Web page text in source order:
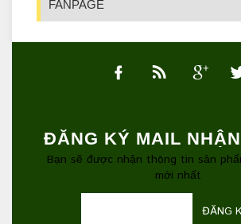
FANPAGE
ĐĂNG KÝ MAIL
Bạn sẽ được nhận thông tin sản
mới nhất
ĐĂNG